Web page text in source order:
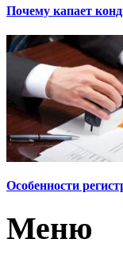
Почему капает
Особенности
Меню